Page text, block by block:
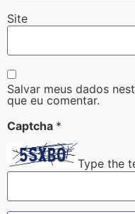
Site
Salvar meus dados
que eu comentar.
Captcha *
Type the